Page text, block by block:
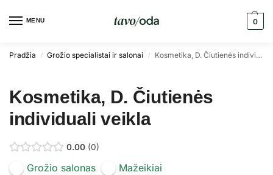
MENU 0
Pradžia / Grožio specialistai ir salonai / Kosmetika, D. Čiutienės individuali veikla
Kosmetika, D. Čiutienės
individuali veikla
0.00 0
Grožio salonas Mažeikiai